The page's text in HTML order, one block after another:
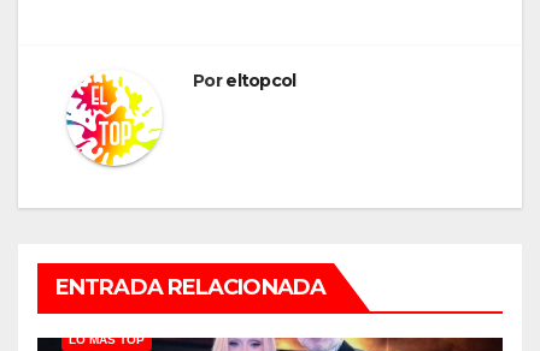
Poreltopcol
ENTRADA RELACIONADA
LO MÁS TOP